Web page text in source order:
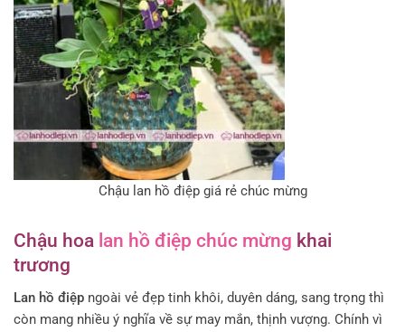
Chậu lan hồ điệp giá rẻ chúc mừng
Chậu hoa lan hồ điệp chúc mừng khai
trương
Lan hồ điệp ngoài vẻ đẹp tinh khôi, duyên dáng, sang trọng thì
còn mang nhiều ý nghĩa về sự may mắn, thịnh vượng. Chính vì